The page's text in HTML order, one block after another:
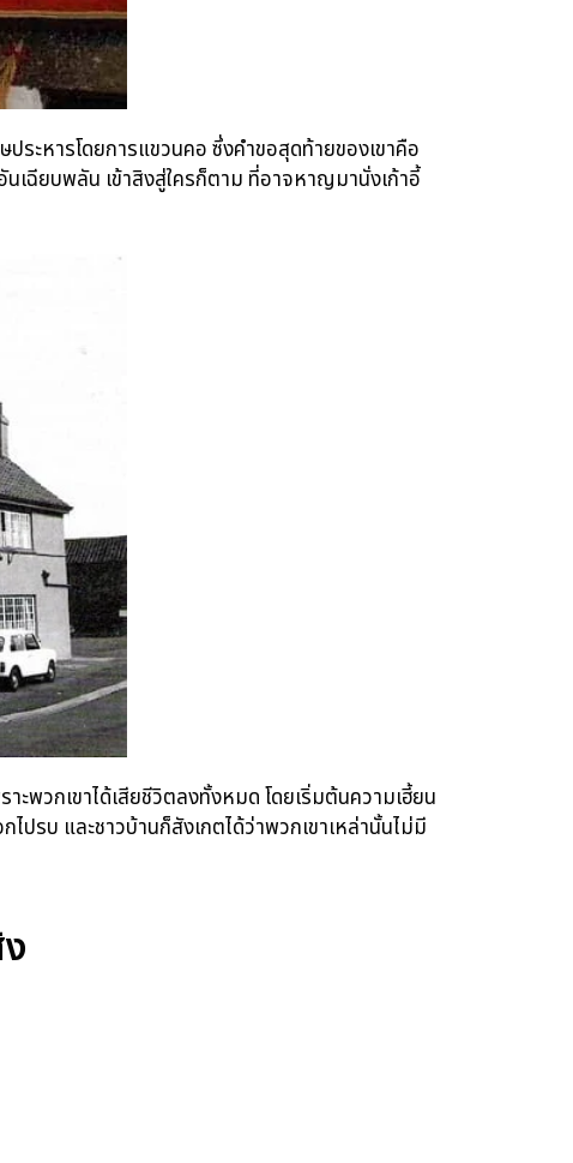
ระหารโดยการแขวนคอ ซึ่งคำขอสุดท้ายของเขาคือ
นเฉียบพลัน เข้าสิงสู่ใครก็ตาม ที่อาจหาญมานั่งเก้าอี้
พวกเขาได้เสียชีวิตลงทั้งหมด โดยเริ่มต้นความเฮี้ยน
รบ และชาวบ้านก็สังเกตได้ว่าพวกเขาเหล่านั้นไม่มี